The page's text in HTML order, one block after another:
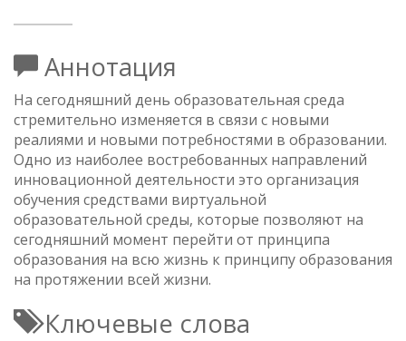
Аннотация
На сегодняшний день образовательная среда
стремительно изменяется в связи с новыми
реалиями и новыми потребностями в образовании.
Одно из наиболее востребованных направлений
инновационной деятельности это организация
обучения средствами виртуальной
образовательной среды, которые позволяют на
сегодняшний момент перейти от принципа
образования на всю жизнь к принципу образования
на протяжении всей жизни.
Ключевые слова